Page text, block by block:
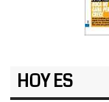
HOY ES